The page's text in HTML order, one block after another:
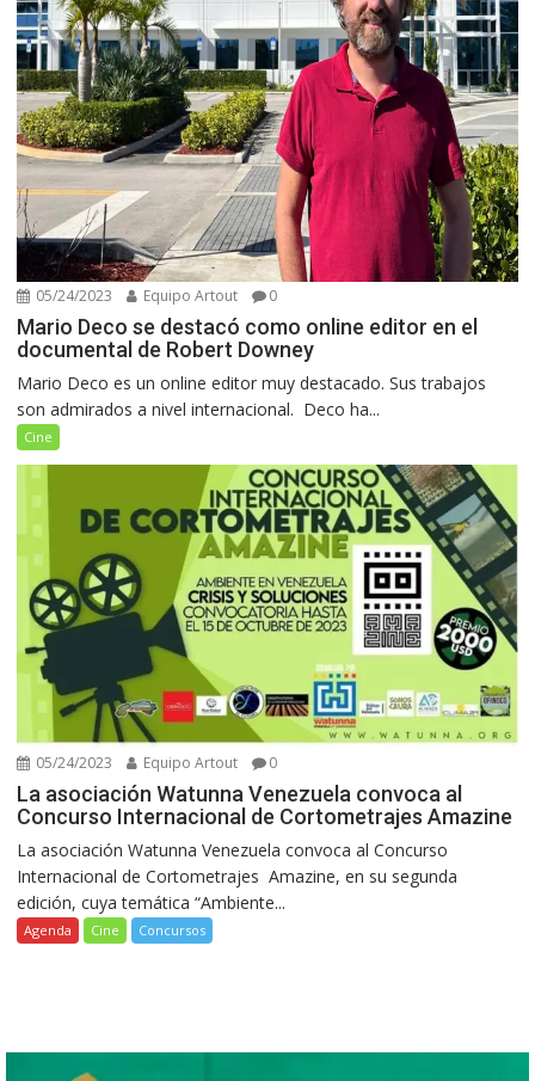
05/24/2023 Equipo Artout 0
Mario Deco se destacó como online editor en el
documental de Robert Downey
Mario Deco es un online editor muy destacado. Sus trabajos
son admirados a nivel internacional. Deco ha...
Cine
05/24/2023 Equipo Artout 0
La asociación Watunna Venezuela convoca al
Concurso Internacional de Cortometrajes Amazine
La asociación Watunna Venezuela convoca al Concurso
Internacional de Cortometrajes Amazine, en su segunda
edición, cuya temática “Ambiente...
Agenda Cine Concursos